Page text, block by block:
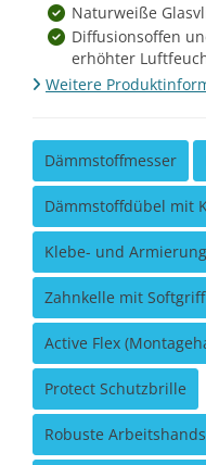
Naturweiße
Diffusionsoffen
erhöhter
Weitere
Dämmstoffmesser
Dämmstoffdübel mit
Klebe- und
Zahnkelle mit Softgriff
Active Flex
Protect Schutzbrille
Robuste